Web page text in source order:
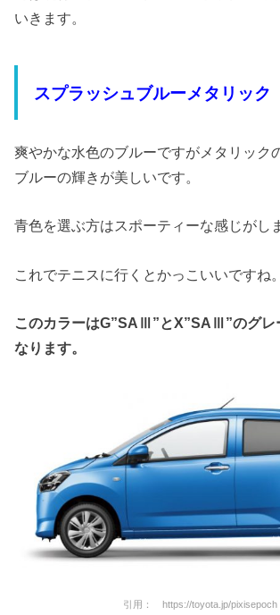
いきます。
スプラッシュブルーメタリック
爽やかな水色のブルーですがメタリック
ブルーの輝きが美しいです。
青色を選ぶ方はスポーティーな感じがし
これでテニスに行くとかっこいいですね。
このカラーはG”SAⅢ”とX”SAⅢ”のグレ
なります。
引用： https://toyota.jp/pixisepoch